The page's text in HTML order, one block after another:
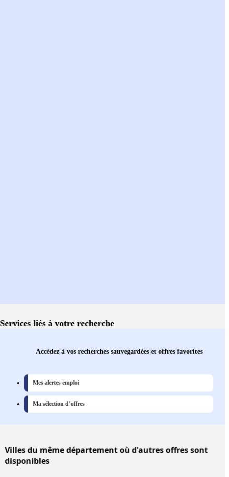
Services liés à votre recherche
Accédez à vos recherches sauvegardées et offres favorites
Mes alertes emploi
Ma sélection d’offres
Villesdu même département où d'autres offres sont
disponibles